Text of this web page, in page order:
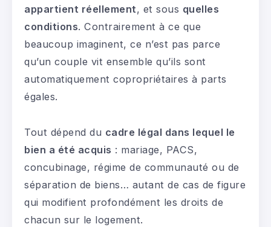
appartient réellement, et sous quelles
conditions. Contrairement à ce que
beaucoup imaginent, ce n’est pas parce
qu’un couple vit ensemble qu’ils sont
automatiquement copropriétaires à parts
égales.
Tout dépend du cadre légal dans lequel le
bien a été acquis : mariage, PACS,
concubinage, régime de communauté ou de
séparation de biens… autant de cas de figure
qui modifient profondément les droits de
chacun sur le logement.